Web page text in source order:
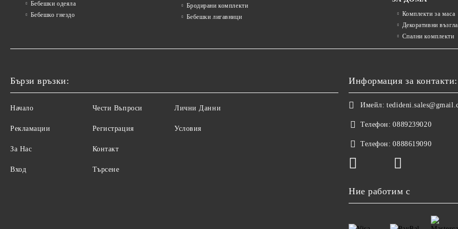
Бебешки одеяла
Бебешко гнездо
Бродирани комплекти
Бебешки лигавници
Комплекти за маса
Декоративни
Спални комплекти
Бързи връзки:
Начало
Рекламации
За Нас
Вход
Чести Въпроси
Регистрация
Контакт
Търсене
Лични Данни
Условия
Информация за контакти:
Имейл:
Телефон: 0889239020
Телефон: 0888619090
Ние работим с